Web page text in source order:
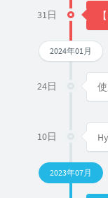
31日
2024年01月
24日
10日
2023年07月